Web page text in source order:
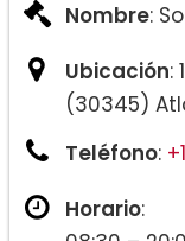
Nombre:
Ubicación:
(30345)
Teléfono:
Horario: